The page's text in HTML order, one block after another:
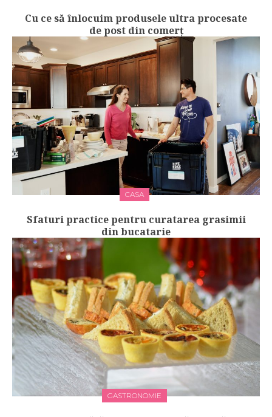
Cu ce să înlocuim produsele ultra procesate
de post din comerț
CASA
Sfaturi practice pentru curatarea grasimii
din bucatarie
GASTRONOMIE